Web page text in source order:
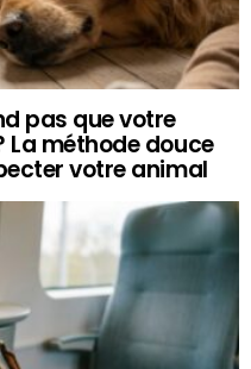
pas que votre
La méthode douce
votre animal